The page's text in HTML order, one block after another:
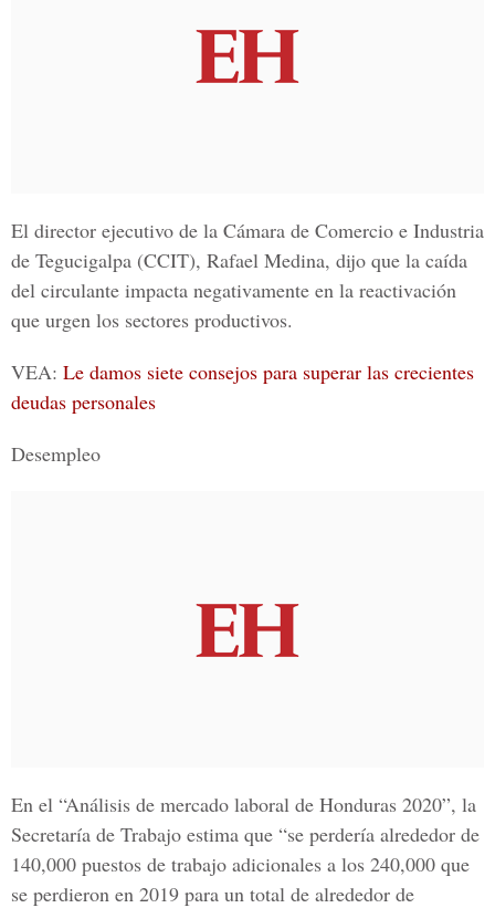
El director ejecutivo de la Cámara de Comercio e Industria
de Tegucigalpa (CCIT), Rafael Medina, dijo que la caída
del circulante impacta negativamente en la reactivación
que urgen los sectores productivos.
VEA: Le damos siete consejos para superar las crecientes
deudas personales
Desempleo
En el “Análisis de mercado laboral de Honduras 2020”, la
Secretaría de Trabajo estima que “se perdería alrededor de
140,000 puestos de trabajo adicionales a los 240,000 que
se perdieron en 2019 para un total de alrededor de